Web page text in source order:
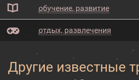
обучение, развитие
отдых, развлечения
Другие известные